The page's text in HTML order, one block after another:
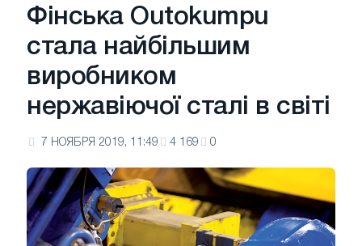
Фінська Outokumpu
стала найбільшим
виробником
нержавіючої сталі в світі
7 НОЯБРЯ 2019, 11:49 4 169 0